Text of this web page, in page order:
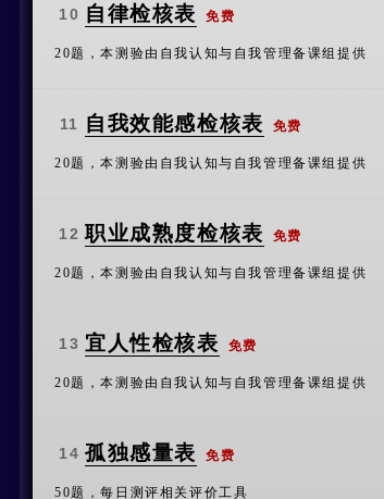
10 自律检核表 免费
20题，本测验由自我认知与自我管理备课组提供
11 自我效能感检核表 免费
20题，本测验由自我认知与自我管理备课组提供
12 职业成熟度检核表 免费
20题，本测验由自我认知与自我管理备课组提供
13 宜人性检核表 免费
20题，本测验由自我认知与自我管理备课组提供
14 孤独感量表 免费
50题，每日测评相关评价工具